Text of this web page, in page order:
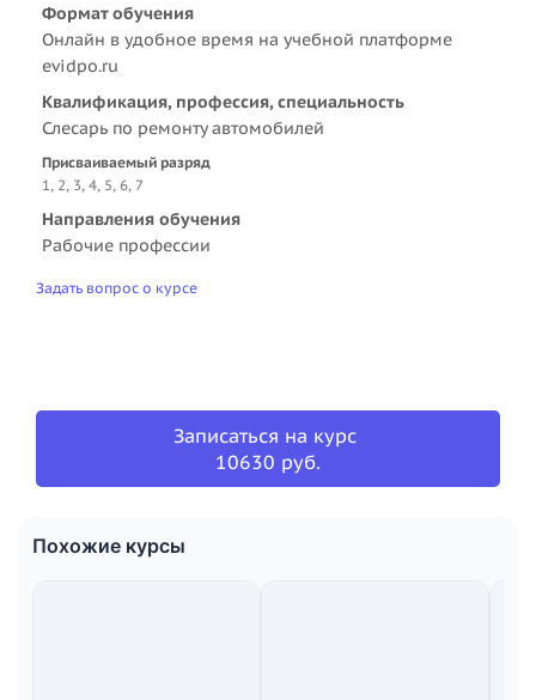
Формат обучения
Онлайн в удобное время на учебной платформе
evidpo.ru
Квалификация, профессия, специальность
Слесарь по ремонту автомобилей
Присваиваемый разряд
1, 2, 3, 4, 5, 6, 7
Направления обучения
Рабочие профессии
Задать вопрос о курсе
Записаться на курс
10630 руб.
Похожие курсы